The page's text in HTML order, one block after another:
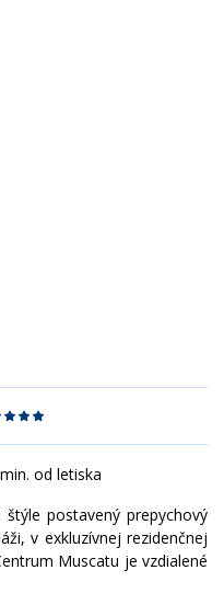
od letiska
postavený prepychový
v exkluzívnej rezidenčnej
Muscatu je vzdialené